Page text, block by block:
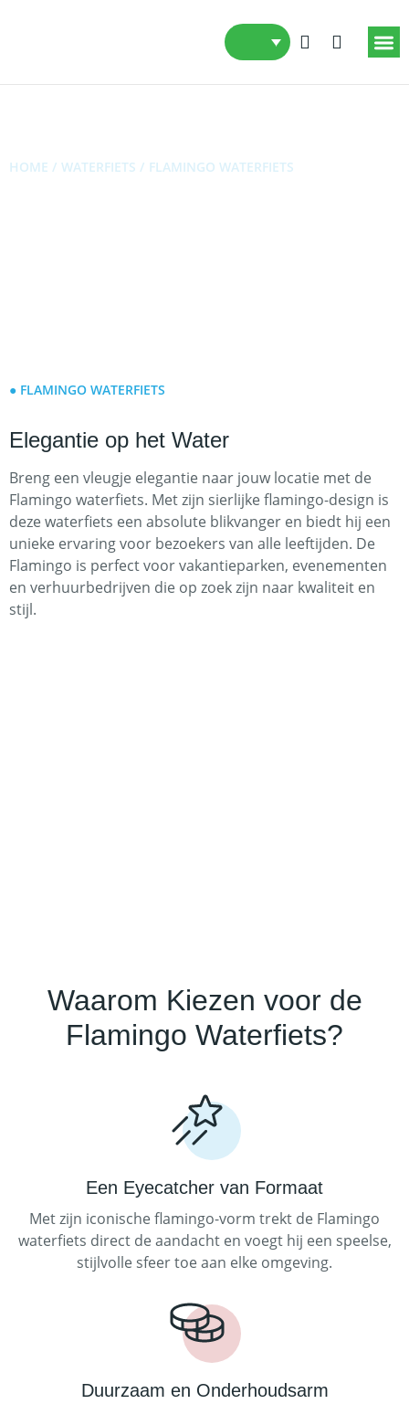
HOME / WATERFIETS / FLAMINGO WATERFIETS
● FLAMINGO WATERFIETS
Elegantie op het Water
Breng een vleugje elegantie naar jouw locatie met de
Flamingo waterfiets. Met zijn sierlijke flamingo-design is
deze waterfiets een absolute blikvanger en biedt hij een
unieke ervaring voor bezoekers van alle leeftijden. De
Flamingo is perfect voor vakantieparken, evenementen
en verhuurbedrijven die op zoek zijn naar kwaliteit en
stijl.
Waarom Kiezen voor de
Flamingo Waterfiets?
Een Eyecatcher van Formaat
Met zijn iconische flamingo-vorm trekt de Flamingo
waterfiets direct de aandacht en voegt hij een speelse,
stijlvolle sfeer toe aan elke omgeving.
Duurzaam en Onderhoudsarm